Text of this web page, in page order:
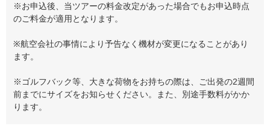
※お申込後、当ツアーの料金改定があった場合でもお申込時点
のご料金が適用となります。
※航空会社の事情により予告なく機材が変更になることがあり
ます。
※ゴルフバック等、大きな荷物をお持ちの際は、ご出発の2週間
前までにサイズをお知らせください。また、別途手数料がかか
ります。